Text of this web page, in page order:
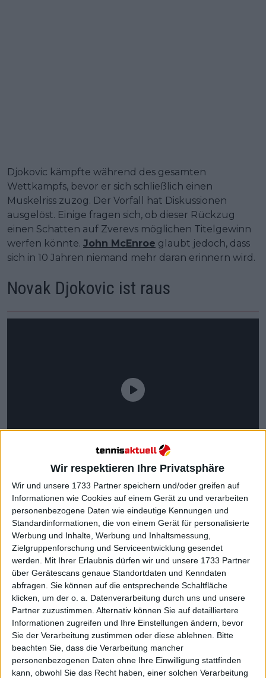
Wir respektieren Ihre Privatsphäre
Wir und unsere 1733 Partner speichern und/oder greifen auf
Informationen wie Cookies auf einem Gerät zu und verarbeiten
personenbezogene Daten wie eindeutige Kennungen und
Standardinformationen, die von einem Gerät für personalisierte
Werbung und Inhalte, Werbung und Inhaltsmessung,
Zielgruppenforschung und Serviceentwicklung gesendet
werden.
Mit Ihrer Erlaubnis dürfen wir und unsere 1733 Partner
über Gerätescans genaue Standortdaten und Kenndaten
abfragen. Sie können auf die entsprechende Schaltfläche
klicken, um der o. a. Datenverarbeitung durch uns und unsere
Partner zuzustimmen. Alternativ können Sie auf detailliertere
Informationen zugreifen und Ihre Einstellungen ändern, bevor
Sie der Verarbeitung zustimmen oder diese ablehnen.
Bitte
beachten Sie, dass die Verarbeitung mancher
personenbezogenen Daten ohne Ihre Einwilligung stattfinden
kann, obwohl Sie das Recht haben, einer solchen Verarbeitung
Djokovic kämpfte während des gesamten
Wettkampfs, bevor er sich schließlich einen
Muskelriss zuzog. Der Vorfall hat Diskussionen
ausgelöst. Einige fragen sich, ob dieser Rückzug
einen Schatten auf Zverevs möglichen Titelgewinn
werfen könnte. John McEnroe glaubt jedoch, dass
sich in 10 Jahren niemand mehr daran erinnern wird.
Novak Djokovic ist raus
Viele Tennisfans waren gespannt auf das mit
Spannung erwartete Halbfinalspiel zwischen
Djokovic und Zverev. Djokovic schien in guter Form
zu sein, nachdem er Carlos Alcaraz in einem
zermürbenden Viertelfinale in fünf Sätzen besiegt
hatte. Allerdings kamen Bedenken hinsichtlich
seiner Fitness auf, da er während des Matches
sichtlich mit Beschwerden zu kämpfen hatte.
Weiterlesen